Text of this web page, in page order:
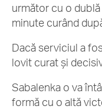
următor cu o
minute curând
Dacă serviciul a
lovit curat și
Sabalenka o va
formă cu o altă